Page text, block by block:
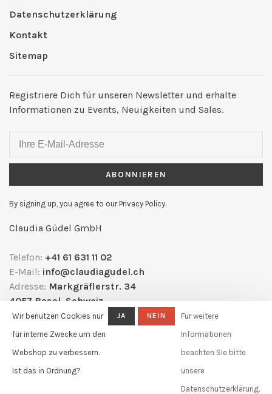
Datenschutzerklärung
Kontakt
Sitemap
Registriere Dich für unseren Newsletter und erhalte
Informationen zu Events, Neuigkeiten und Sales.
ABONNIEREN
By signing up, you agree to our Privacy Policy.
Claudia Güdel GmbH
Telefon: +41 61 631 11 02
E-Mail: info@claudiagudel.ch
Adresse: Markgräflerstr. 34
4057 Basel, Schweiz
Wir benutzen Cookies nur
für interne Zwecke um den
Webshop zu verbessern.
Ist das in Ordnung?
JA NEIN
Für weitere
Informationen
beachten Sie bitte
unsere
Datenschutzerklärung.